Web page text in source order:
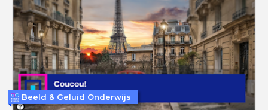
Beeld & Geluid Onderwijs